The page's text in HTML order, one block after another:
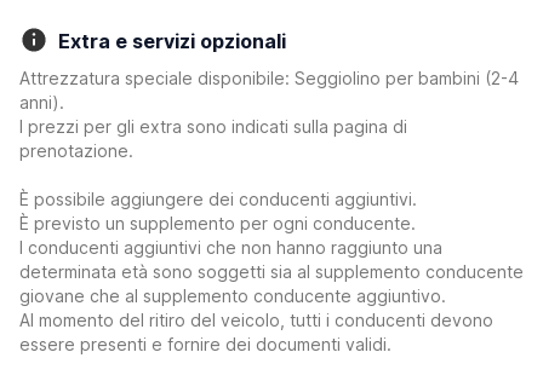
Extra e servizi opzionali
Attrezzatura speciale disponibile: Seggiolino per bambini (2-4
anni).
I prezzi per gli extra sono indicati sulla pagina di
prenotazione.
È possibile aggiungere dei conducenti aggiuntivi.
È previsto un supplemento per ogni conducente.
I conducenti aggiuntivi che non hanno raggiunto una
determinata età sono soggetti sia al supplemento conducente
giovane che al supplemento conducente aggiuntivo.
Al momento del ritiro del veicolo, tutti i conducenti devono
essere presenti e fornire dei documenti validi.